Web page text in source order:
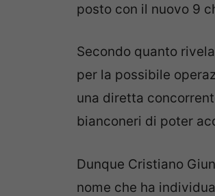
posto con il nuovo 9
Secondo quanto
per la possibile
una diretta
bianconeri di poter
Dunque Cristiano
nome che ha